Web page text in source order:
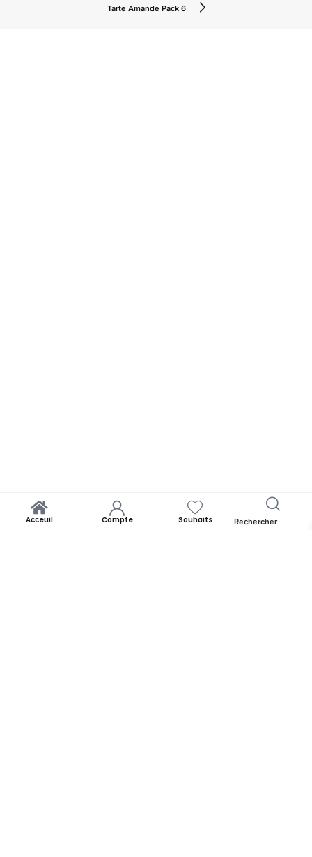
Tarte Amande Pack 6
Acceuil Compte Souhaits Rechercher